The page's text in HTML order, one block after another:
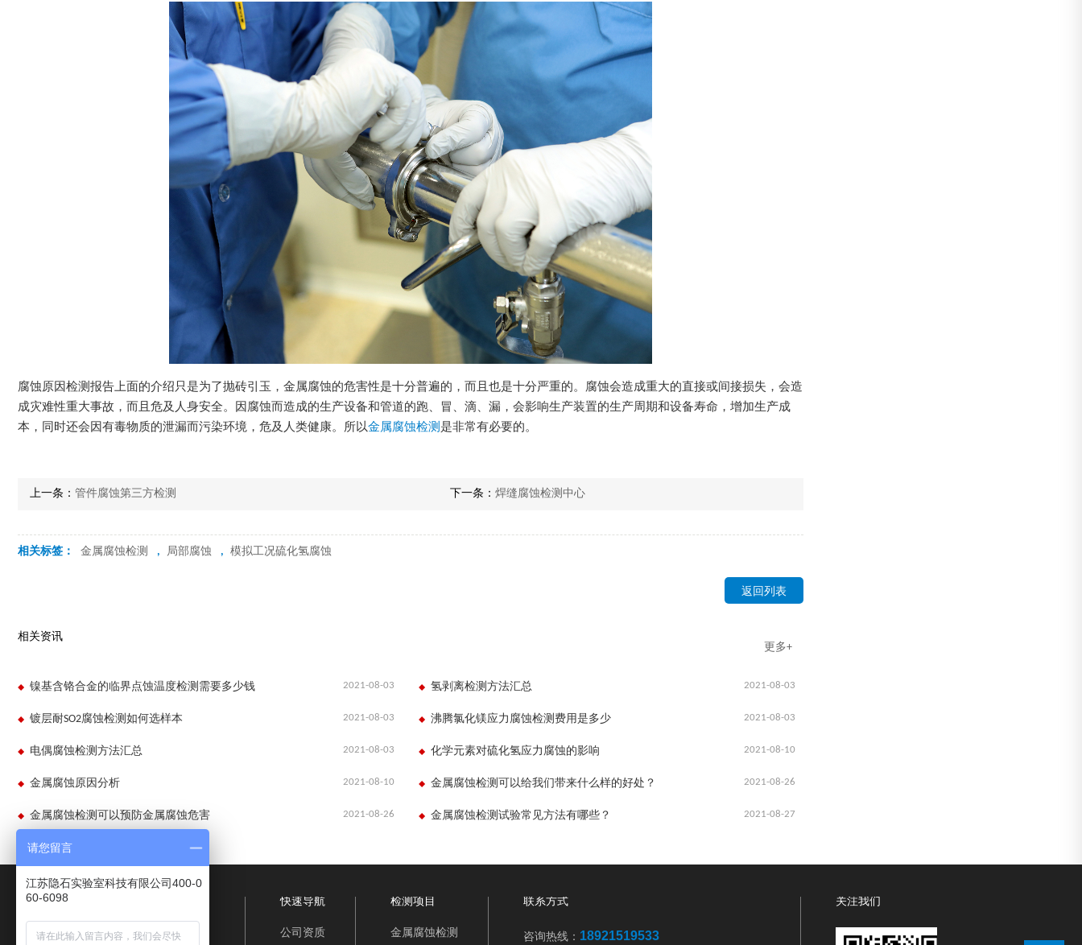
腐蚀原因检测报告上面的介绍只是为了抛砖引玉，金属腐蚀的危害性是十分普遍的，而且也是十分严重的。腐蚀会造成重大的直接或间接损失，会造
成灾难性重大事故，而且危及人身安全。因腐蚀而造成的生产设备和管道的跑、冒、滴、漏，会影响生产装置的生产周期和设备寿命，增加生产成
本，同时还会因有毒物质的泄漏而污染环境，危及人类健康。所以金属腐蚀检测 是非常有必要的。
上一条： 管件腐蚀第三方检测 下一条： 焊缝腐蚀检测中心
相关标签： 金属腐蚀检测 , 局部腐蚀 , 模拟工况硫化氢腐蚀
返回列表
相关资讯
更多+
2021-08-03
镍基含铬合金的临界点蚀温度检测需要多少钱 2021-08-03
氢剥离检测方法汇总
2021-08-03
镀层耐SO2腐蚀检测如何选样本 2021-08-03
沸腾氯化镁应力腐蚀检测费用是多少
2021-08-03
电偶腐蚀检测方法汇总 2021-08-10
化学元素对硫化氢应力腐蚀的影响
2021-08-10
金属腐蚀原因分析 2021-08-26
金属腐蚀检测可以给我们带来什么样的好处？
2021-08-26
金属腐蚀检测可以预防金属腐蚀危害 2021-08-27
金属腐蚀检测试验常见方法有哪些？
快速导航
公司资质
检测项目
金属腐蚀检测
联系方式
咨询热线： 18921519533
关注我们
请您留言
江苏隐石实验室科技有限公司400-0
60-6098